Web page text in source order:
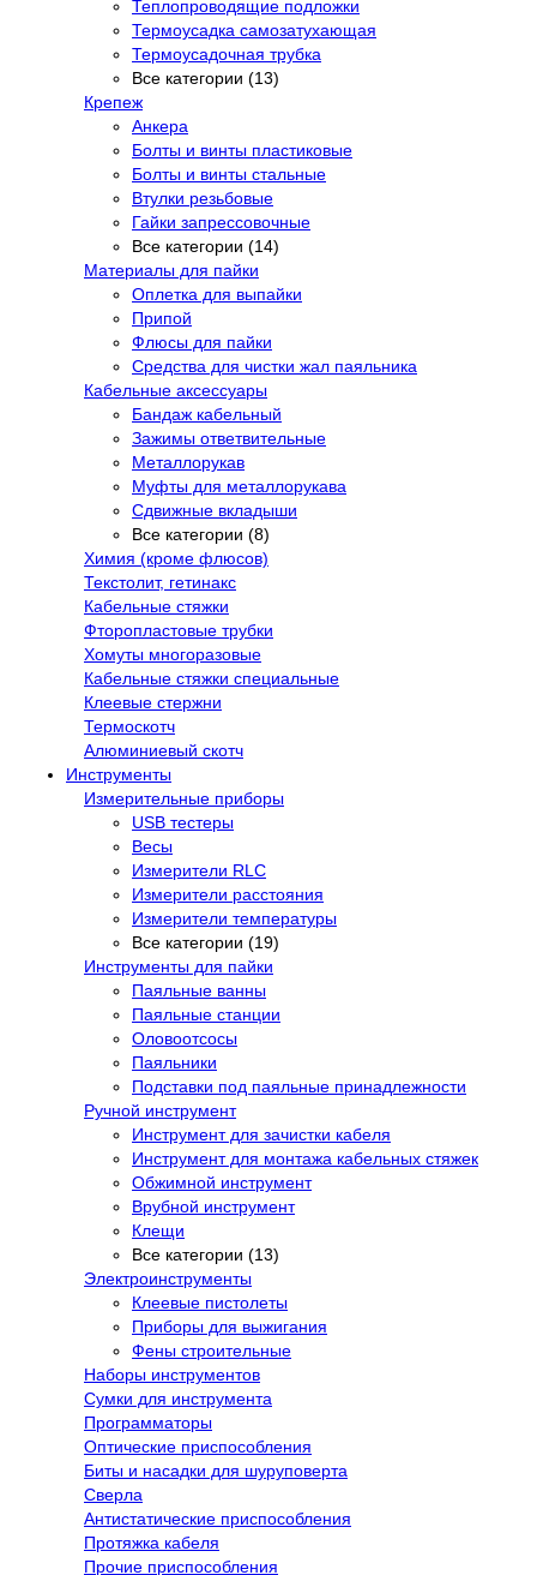
Теплопроводящие подложки
Термоусадка самозатухающая
Термоусадочная трубка
Все категории (13)
Крепеж
Анкера
Болты и винты пластиковые
Болты и винты стальные
Втулки резьбовые
Гайки запрессовочные
Все категории (14)
Материалы для пайки
Оплетка для выпайки
Припой
Флюсы для пайки
Средства для чистки жал паяльника
Кабельные аксессуары
Бандаж кабельный
Зажимы ответвительные
Металлорукав
Муфты для металлорукава
Сдвижные вкладыши
Все категории (8)
Химия (кроме флюсов)
Текстолит, гетинакс
Кабельные стяжки
Фторопластовые трубки
Хомуты многоразовые
Кабельные стяжки специальные
Клеевые стержни
Термоскотч
Алюминиевый скотч
Инструменты
Измерительные приборы
USB тестеры
Весы
Измерители RLC
Измерители расстояния
Измерители температуры
Все категории (19)
Инструменты для пайки
Паяльные ванны
Паяльные станции
Оловоотсосы
Паяльники
Подставки под паяльные принадлежности
Ручной инструмент
Инструмент для зачистки кабеля
Инструмент для монтажа кабельных стяжек
Обжимной инструмент
Врубной инструмент
Клещи
Все категории (13)
Электроинструменты
Клеевые пистолеты
Приборы для выжигания
Фены строительные
Наборы инструментов
Сумки для инструмента
Программаторы
Оптические приспособления
Биты и насадки для шуруповерта
Сверла
Антистатические приспособления
Протяжка кабеля
Прочие приспособления